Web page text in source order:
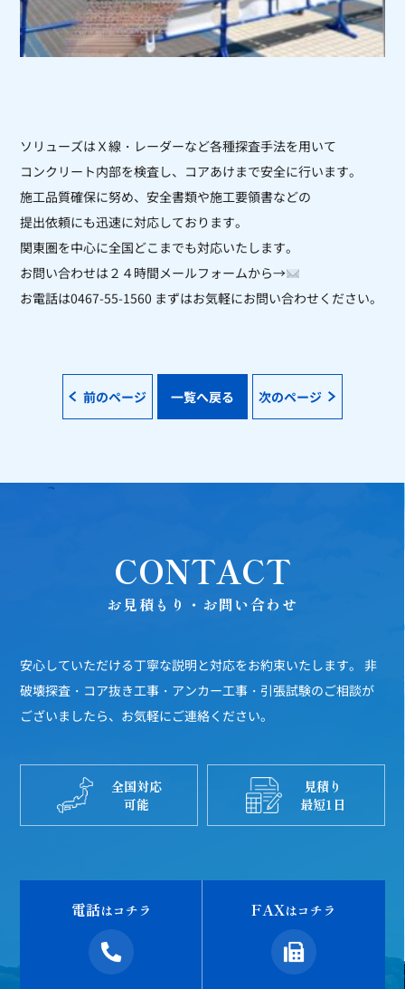
ソリューズはＸ線・レーダーなど各種探査手法を用いて
コンクリート内部を検査し、コアあけまで安全に行います。
施工品質確保に努め、安全書類や施工要領書などの
提出依頼にも迅速に対応しております。
関東圏を中心に全国どこまでも対応いたします。
お問い合わせは２４時間メールフォームから→
お電話は0467-55-1560 まずはお気軽にお問い合わせください。
前のページ 一覧へ戻る 次のページ
CONTACT
お見積もり・お問い合わせ
安心していただける丁寧な説明と対応をお約束いたします。
非
破壊探査・コア抜き工事・アンカー工事・引張試験のご相談が
ございましたら、お気軽にご連絡ください。
全国対応
可能
見積り
最短1日
電話はコチラ FAXはコチラ